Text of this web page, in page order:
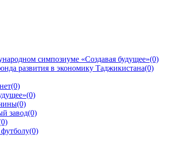
симпозиуме «Создавая будущее»(0)
развития в экономику Таджикистана(0)
(0)
(0)
(0)
завод(0)
(0)